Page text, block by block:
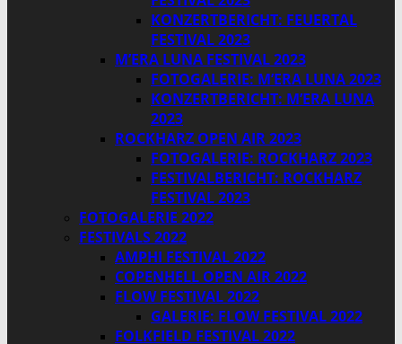
KONZERTBERICHT: FEUERTAL
FESTIVAL 2023
M’ERA LUNA FESTIVAL 2023
FOTOGALERIE: M’ERA LUNA 2023
KONZERTBERICHT: M’ERA LUNA
2023
ROCKHARZ OPEN AIR 2023
FOTOGALERIE: ROCKHARZ 2023
FESTIVALBERICHT: ROCKHARZ
FESTIVAL 2023
FOTOGALERIE 2022
FESTIVALS 2022
AMPHI FESTIVAL 2022
COPENHELL OPEN AIR 2022
FLOW FESTIVAL 2022
GALERIE: FLOW FESTIVAL 2022
FOLKFIELD FESTIVAL 2022